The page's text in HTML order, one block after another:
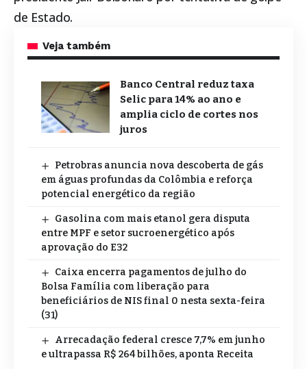
de Estado.
Veja também
Banco Central reduz taxa
Selic para 14% ao ano e
amplia ciclo de cortes nos
juros
Petrobras anuncia nova descoberta de gás
em águas profundas da Colômbia e reforça
potencial energético da região
Gasolina com mais etanol gera disputa
entre MPF e setor sucroenergético após
aprovação do E32
Caixa encerra pagamentos de julho do
Bolsa Família com liberação para
beneficiários de NIS final 0 nesta sexta-feira
(31)
Arrecadação federal cresce 7,7% em junho
e ultrapassa R$ 264 bilhões, aponta Receita